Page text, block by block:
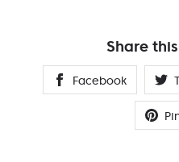
Share
Facebook